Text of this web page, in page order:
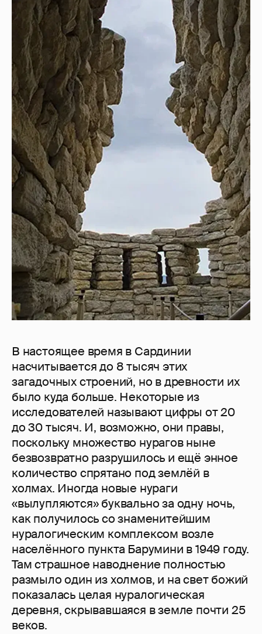
В настоящее время в Сардинии
насчитывается до 8 тысяч этих
загадочных строений, но в древности их
было куда больше. Некоторые из
исследователей называют цифры от 20
до 30 тысяч. И, возможно, они правы,
поскольку множество нурагов ныне
безвозвратно разрушилось и ещё энное
количество спрятано под землёй в
холмах. Иногда новые нураги
«вылупляются» буквально за одну ночь,
как получилось со знаменитейшим
нуралогическим комплексом возле
населённого пункта Барумини в 1949 году.
Там страшное наводнение полностью
размыло один из холмов, и на свет божий
показалась целая нуралогическая
деревня, скрывавшаяся в земле почти 25
веков.